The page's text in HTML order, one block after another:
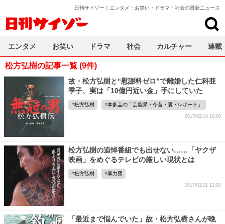
日刊サイゾー｜エンタメ・お笑い・ドラマ・社会の最新ニュース
松方弘樹の記事一覧 (9件)
故・松方弘樹と“慰謝料ゼロ”で離婚した仁科亜
季子、実は「10億円近い金」手にしていた
松方弘樹 本多圭の「芸能界・今昔・裏・レポート」
2017/02/18 10:00
松方弘樹の追悼番組でも出せない……「ヤクザ
映画」をめぐるテレビの厳しい現状とは
松方弘樹 暴力団
2017/02/01 12:00
「最近まで悩んでいた」故・松方弘樹さんが晩
エンタメ お笑い ドラマ 社会 カルチャー 連載